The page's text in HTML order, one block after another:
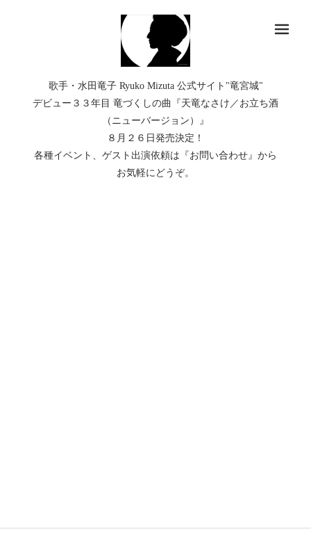
歌手・水田竜子 Ryuko Mizuta 公式サイト"竜宮城"
デビュー３３年目 竜づくしの曲『天竜なさけ／お立ち酒
（ニューバージョン）』
８月２６日発売決定！
各種イベント、ゲスト出演依頼は『お問い合わせ』から
お気軽にどうぞ。